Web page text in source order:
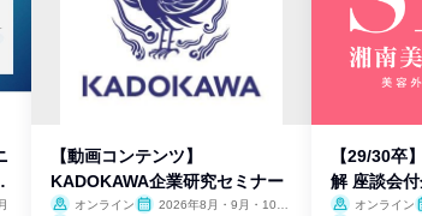
【動画コンテンツ】
KADOKAWA企業研究セミナー
オンライン
2026年8月・9月・10
【29/30卒
解 座談会
オンライン